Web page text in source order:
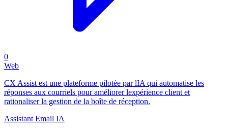
0
Web
CX Assist est une plateforme pilotée par lIA qui automatise les
réponses aux courriels pour améliorer lexpérience client et
rationaliser la gestion de la boîte de réception.
Assistant Email IA